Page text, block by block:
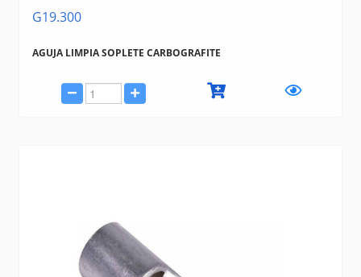
G19.300
AGUJA LIMPIA SOPLETE CARBOGRAFITE